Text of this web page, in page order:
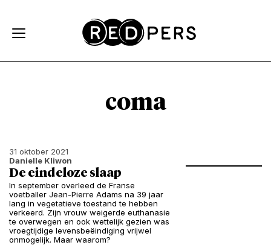
coma
31 oktober 2021
Danielle Kliwon
De eindeloze slaap
In september overleed de Franse
voetballer Jean-Pierre Adams na 39 jaar
lang in vegetatieve toestand te hebben
verkeerd. Zijn vrouw weigerde euthanasie
te overwegen en ook wettelijk gezien was
vroegtijdige levensbeëindiging vrijwel
onmogelijk. Maar waarom?